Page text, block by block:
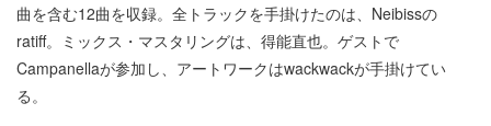
曲を含む12曲を収録。全トラックを手掛けたのは、Neibissの
ratiff。ミックス・マスタリングは、得能直也。ゲストで
Campanellaが参加し、アートワークはwackwackが手掛けてい
る。